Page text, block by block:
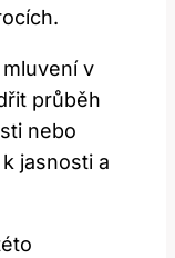
v
průběh
nebo
jasnosti a​